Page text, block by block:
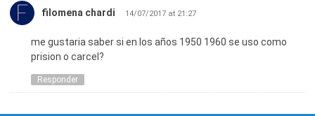
filomena chardi 14/07/2017 at 21:27
me gustaria saber si en los años 1950 1960 se uso como
prision o carcel?
Responder